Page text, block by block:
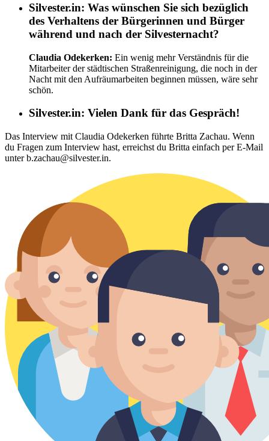
Silvester.in: Was wünschen Sie sich bezüglich
des Verhaltens der Bürgerinnen und Bürger
während und nach der Silvesternacht?
Claudia Odekerken: Ein wenig mehr Verständnis für die
Mitarbeiter der städtischen Straßenreinigung, die noch in der
Nacht mit den Aufräumarbeiten beginnen müssen, wäre sehr
schön.
Silvester.in: Vielen Dank für das Gespräch!
Das Interview mit Claudia Odekerken führte Britta Zachau. Wenn
du Fragen zum Interview hast, erreichst du Britta einfach per E-Mail
unter b.zachau@silvester.in.